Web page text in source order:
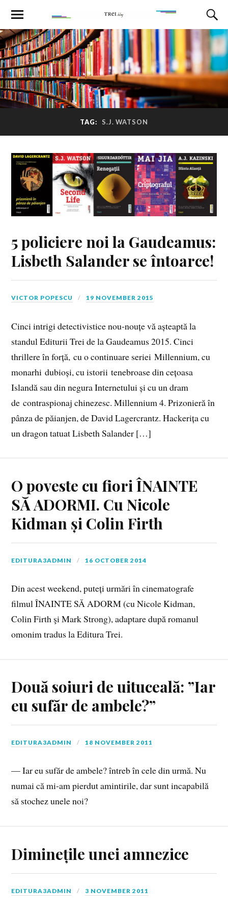
TAG: S.J. WATSON
5 policiere noi la Gaudeamus:
Lisbeth Salander se întoarce!
VICTOR POPESCU 19 NOVEMBER 2015
Cinci intrigi detectivistice nou-nouțe vă așteaptă la
standul Editurii Trei de la Gaudeamus 2015. Cinci
thrillere în forță, cu o continuare seriei Millennium, cu
monarhi dubioși, cu istorii tenebroase din cețoasa
Islandă sau din negura Internetului și cu un dram
de contraspionaj chinezesc. Millennium 4. Prizonieră în
pânza de păianjen, de David Lagercrantz. Hackerița cu
un dragon tatuat Lisbeth Salander […]
O poveste cu fiori ÎNAINTE
SĂ ADORMI. Cu Nicole
Kidman și Colin Firth
EDITURA3ADMIN 16 OCTOBER 2014
Din acest weekend, puteți urmări în cinematografe
filmul ÎNAINTE SĂ ADORM (cu Nicole Kidman,
Colin Firth şi Mark Strong), adaptare după romanul
omonim tradus la Editura Trei.
Două soiuri de uituceală: ”Iar
eu sufăr de ambele?”
EDITURA3ADMIN 18 NOVEMBER 2011
— Iar eu sufăr de ambele? întreb în cele din urmă. Nu
numai că mi-am pierdut amintirile, dar sunt incapabilă
să stochez unele noi?
Diminețile unei amnezice
EDITURA3ADMIN 3 NOVEMBER 2011